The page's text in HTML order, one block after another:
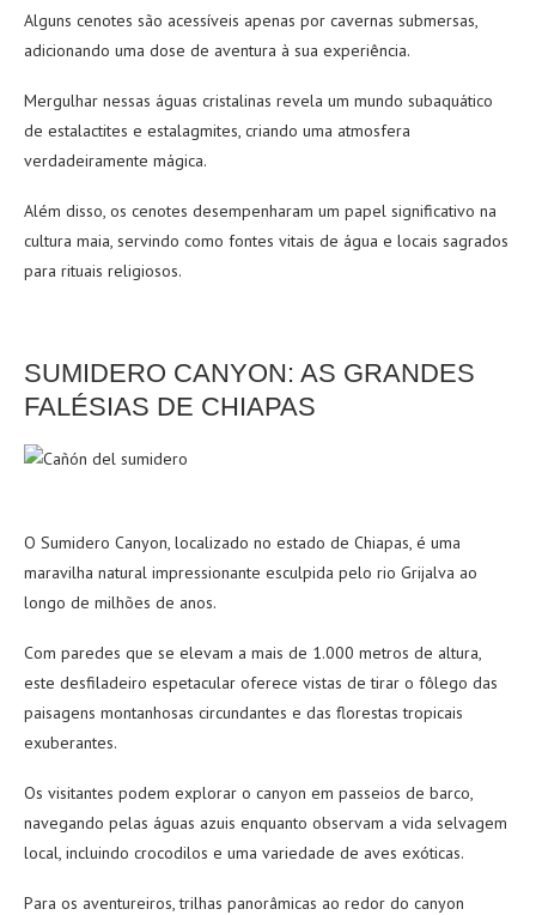
Alguns cenotes são acessíveis apenas por cavernas submersas,
adicionando uma dose de aventura à sua experiência.
Mergulhar nessas águas cristalinas revela um mundo subaquático
de estalactites e estalagmites, criando uma atmosfera
verdadeiramente mágica.
Além disso, os cenotes desempenharam um papel significativo na
cultura maia, servindo como fontes vitais de água e locais sagrados
para rituais religiosos.
SUMIDERO CANYON: AS GRANDES
FALÉSIAS DE CHIAPAS
O Sumidero Canyon, localizado no estado de Chiapas, é uma
maravilha natural impressionante esculpida pelo rio Grijalva ao
longo de milhões de anos.
Com paredes que se elevam a mais de 1.000 metros de altura,
este desfiladeiro espetacular oferece vistas de tirar o fôlego das
paisagens montanhosas circundantes e das florestas tropicais
exuberantes.
Os visitantes podem explorar o canyon em passeios de barco,
navegando pelas águas azuis enquanto observam a vida selvagem
local, incluindo crocodilos e uma variedade de aves exóticas.
Para os aventureiros, trilhas panorâmicas ao redor do canyon